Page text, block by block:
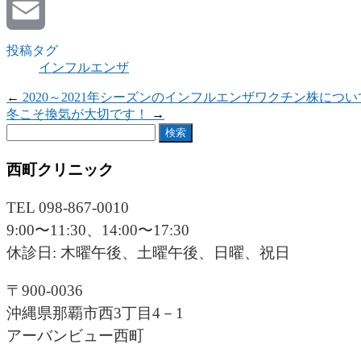
Twitter
Email
投稿タグ
インフルエンザ
← 2020～2021年シーズンのインフルエンザワクチン株につい
冬こそ換気が大切です！
→
西町クリニック
TEL 098-867-0010
9:00〜11:30、14:00〜17:30
休診日: 木曜午後、土曜午後、日曜、祝日
〒900-0036
沖縄県那覇市西3丁目4－1
アーバンビュー西町